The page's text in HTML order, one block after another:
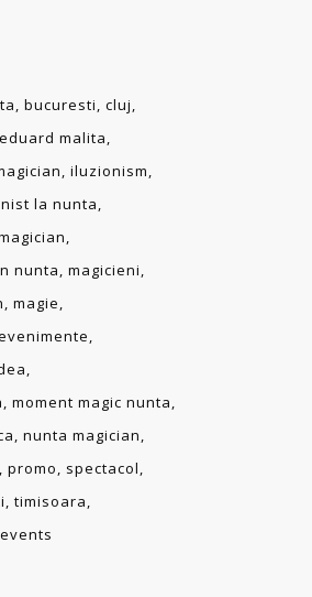
bucuresti cluj
eduard malita
iluzionism
la nunta
nunta magicieni
magie
moment magic nunta
nunta magician
promo
spectacol
timisoara